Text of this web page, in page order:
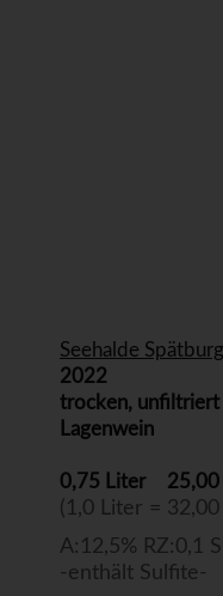
Seehalde
2022
trocken, unfiltriert
Lagenwein
0,75 Liter 25,00
(1,0 Liter = 32,00
A:12,5% RZ:0,1
-enthält Sulfite-